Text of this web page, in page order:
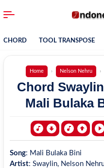
CHORD TOOL TRANSPOSE
Home Nelson Nehru
Chord
Mali Bulaka
Song: Mali Bulaka Bini
Artist: Swaylin, Nelson